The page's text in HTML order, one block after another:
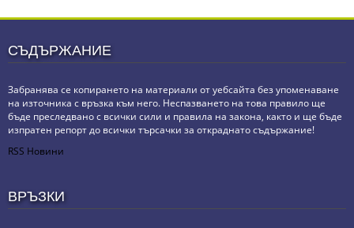
СЪДЪРЖАНИЕ
Забранява се копирането на материали от уебсайта без упоменаване
на източника с връзка към него. Неспазването на това правило ще
бъде преследвано с всички сили и правила на закона, както и ще бъде
изпратен репорт до всички търсачки за откраднато съдържание!
RSS Новини
ВРЪЗКИ